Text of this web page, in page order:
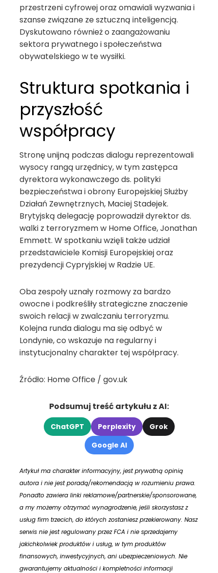
przestrzeni cyfrowej oraz omawiali wyzwania i
szanse związane ze sztuczną inteligencją.
Dyskutowano również o zaangażowaniu
sektora prywatnego i społeczeństwa
obywatelskiego w te wysiłki.
Struktura spotkania i
przyszłość
współpracy
Stronę unijną podczas dialogu reprezentowali
wysocy rangą urzędnicy, w tym zastępca
dyrektora wykonawczego ds. polityki
bezpieczeństwa i obrony Europejskiej Służby
Działań Zewnętrznych, Maciej Stadejek.
Brytyjską delegację poprowadził dyrektor ds.
walki z terroryzmem w Home Office, Jonathan
Emmett. W spotkaniu wzięli także udział
przedstawiciele Komisji Europejskiej oraz
prezydencji Cypryjskiej w Radzie UE.
Oba zespoły uznały rozmowy za bardzo
owocne i podkreśliły strategiczne znaczenie
swoich relacji w zwalczaniu terroryzmu.
Kolejna runda dialogu ma się odbyć w
Londynie, co wskazuje na regularny i
instytucjonalny charakter tej współpracy.
Źródło: Home Office / gov.uk
Podsumuj treść artykułu z AI:
ChatGPT Perplexity
Grok
Google AI
Artykuł ma charakter informacyjny, jest prywatną opinią
autora i nie jest poradą/rekomendacją w rozumieniu prawa.
Ponadto zawiera linki reklamowe/partnerskie/sponsorowane,
a my możemy otrzymać wynagrodzenie, jeśli skorzystasz z
usług firm trzecich, do których zostaniesz przekierowany. Nasz
serwis nie jest regulowany przez FCA i nie sprzedajemy
jakichkolwiek produktów i usług, w tym produktów
finansowych, inwestycyjnych, ani ubezpieczeniowych. Nie
gwarantujemy aktualności i kompletności informacji